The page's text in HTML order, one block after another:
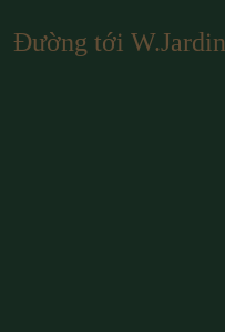
Đường tới W.Jardin